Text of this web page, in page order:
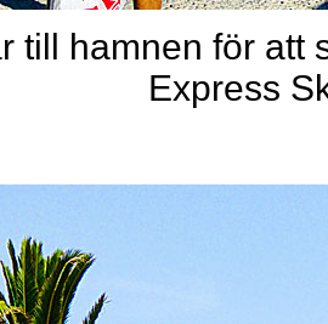
till hamnen för att
Express